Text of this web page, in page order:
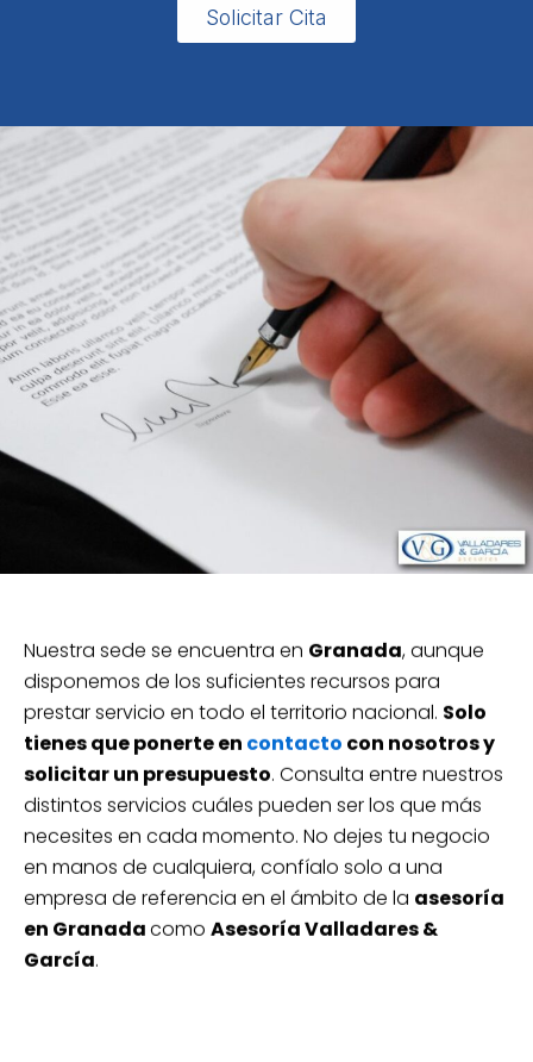
Solicitar Cita
Nuestra sede se encuentra en Granada, aunque
disponemos de los suficientes recursos para
prestar servicio en todo el territorio nacional. Solo
tienes que ponerte en contacto con nosotros y
solicitar un presupuesto. Consulta entre nuestros
distintos servicios cuáles pueden ser los que más
necesites en cada momento. No dejes tu negocio
en manos de cualquiera, confíalo solo a una
empresa de referencia en el ámbito de la asesoría
en Granadacomo Asesoría Valladares &
García.